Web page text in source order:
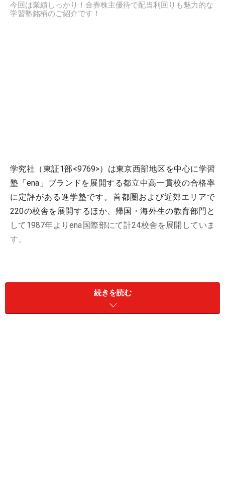
今回は業績しっかり！金券株主優待で配当利回りも魅力的な
学習塾銘柄のご紹介です！
学究社（東証1部<9769>）は東京西部地区を中心に学習
塾「ena」ブランドを展開する都立中高一貫校の合格率
に定評がある進学塾です。首都圏および近郊エリアで
220の校舎を展開するほか、帰国・海外生の教育部門と
して1987年よりena国際部にて計24校舎を展開していま
す。
校、都立難関高校の人気が高まっている教育業界の中
で、同社は先駆けて私立から都立対策にシフトを進めて
きました。都立中高一貫校では45％という合格占有率を
続きを読む